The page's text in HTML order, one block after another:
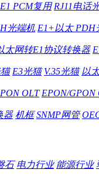
E1 PCM复用 RJ11电话
光端机 E1+以太 PDH
太网转E1协议转换器
E3光猫 V.35光猫 以
OLT EPON/GPON
器 机框 SNMP网管
石 电力行业 能源行业